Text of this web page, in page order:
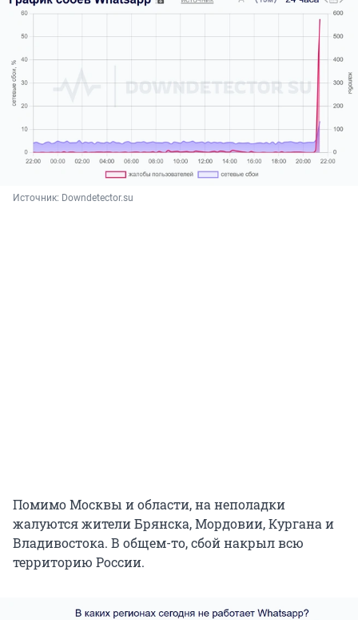
Источник: Downdetector.su
Помимо Москвы и области, на неполадки
жалуются жители Брянска, Мордовии, Кургана и
Владивостока. В общем-то, сбой накрыл всю
территорию России.